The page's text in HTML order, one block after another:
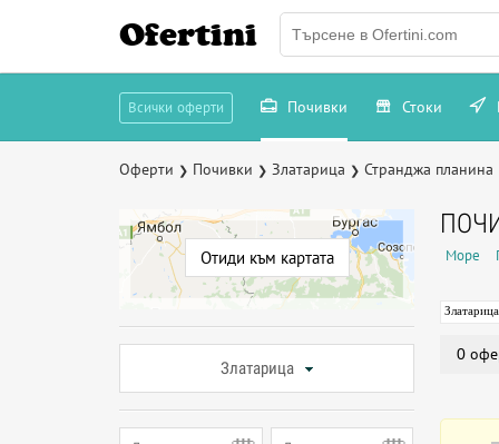
Ofertini
Всички оферти Почивки Стоки
Оферти ❯ Почивки ❯ Златарица ❯ Странджа планина
Отиди към картата
Златарица
Море
Златарица
0